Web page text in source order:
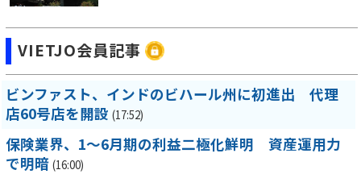
VIETJO会員記事
ビンファスト、インドのビハール州に初進出 代理
店60号店を開設 (17:52)
保険業界、1～6月期の利益二極化鮮明 資産運用力
で明暗 (16:00)